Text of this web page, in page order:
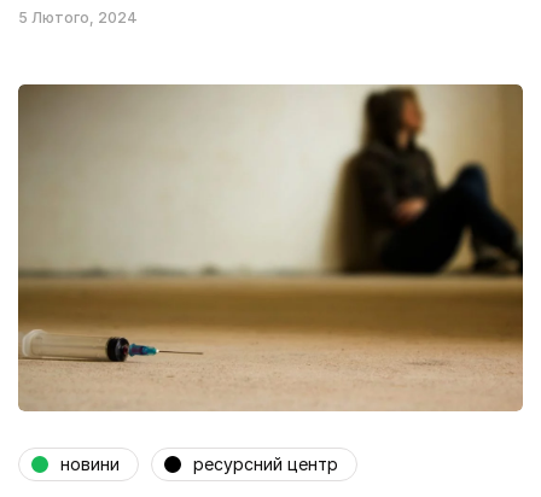
5 Лютого, 2024
новини ресурсний центр